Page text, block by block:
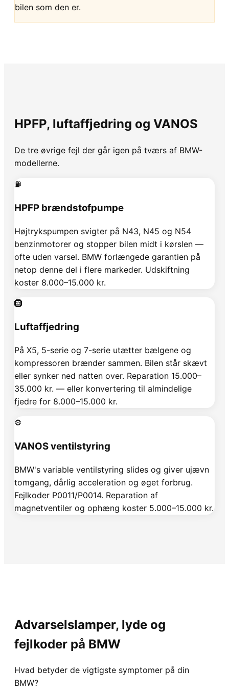
bilen som den er.
HPFP, luftaffjedring og VANOS
De tre øvrige fejl der går igen på tværs af BMW-
modellerne.
⛽
HPFP brændstofpumpe
Højtrykspumpen svigter på N43, N45 og N54
benzinmotorer og stopper bilen midt i kørslen —
ofte uden varsel. BMW forlængede garantien på
netop denne del i flere markeder. Udskiftning
koster 8.000–15.000 kr.
🛞
Luftaffjedring
På X5, 5-serie og 7-serie utætter bælgene og
kompressoren brænder sammen. Bilen står skævt
eller synker ned natten over. Reparation 15.000–
35.000 kr. — eller konvertering til almindelige
fjedre for 8.000–15.000 kr.
⚙️
VANOS ventilstyring
BMW's variable ventilstyring slides og giver ujævn
tomgang, dårlig acceleration og øget forbrug.
Fejlkoder P0011/P0014. Reparation af
magnetventiler og ophæng koster 5.000–15.000 kr.
Advarselslamper, lyde og
fejlkoder på BMW
Hvad betyder de vigtigste symptomer på din
BMW?